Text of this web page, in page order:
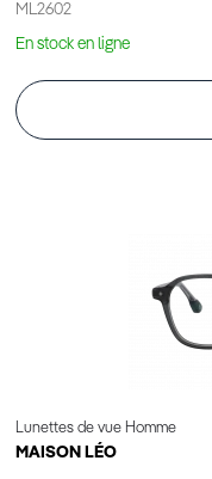
ML2602
En stock en ligne
Lunettes de vue Homme
MAISON LÉO